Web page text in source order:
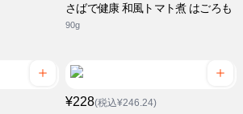
さばで健康 和風トマト煮 はごろも
90g
¥228(税込¥246.24)